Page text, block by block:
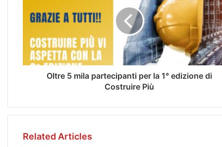
Oltre 5 mila partecipanti per la 1° edizione di
Costruire Più
Related Articles